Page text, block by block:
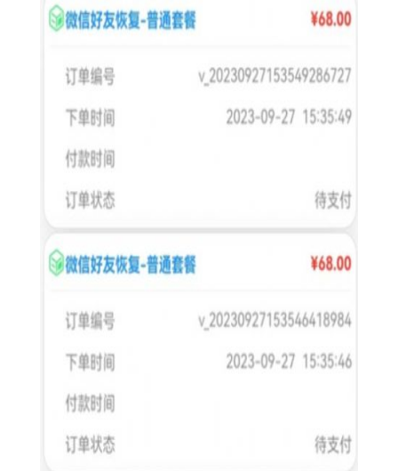
【闪速数据恢复app特色】
面扫描，大大节省用户时间。
2. 广泛支持：支持多种数据类型和设备类型，包括手机、平
3. 预览恢复：在扫描结果中，用户可以预览文件内容，选择
性地恢复所需文件，避免不必要的恢复操作。
4. 安全保密：采用严格的数据保护机制，确保用户数据在恢
【闪速数据恢复app内容】
1. 数据扫描：提供全面的设备扫描功能，包括快速扫描和深
片、视频缩略图、文档内容等，方便用户选择性恢复。